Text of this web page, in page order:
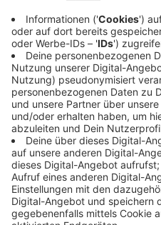
Anzeige
Wer wird Millionär:
Anzeige
Eckhard Freise (2.
Marlene Grabherr (20.
Gerhard Krammer (18.
Maria Wienströer (29.
Stefan Lang (9.